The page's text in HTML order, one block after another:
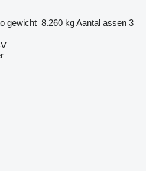
gewicht 8.260 kgAantal assen 3